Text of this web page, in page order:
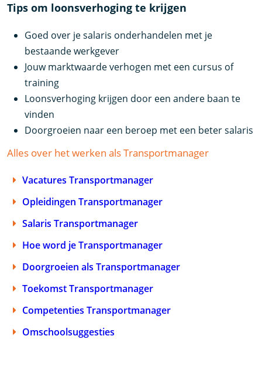
Tips om loonsverhoging te krijgen
Goed over je salaris onderhandelen met je
bestaande werkgever
Jouw marktwaarde verhogen met een cursus of
training
Loonsverhoging krijgen door een andere baan te
vinden
Doorgroeien naar een beroep met een beter salaris
Alles over het werken als Transportmanager
Vacatures Transportmanager
Opleidingen Transportmanager
Salaris Transportmanager
Hoe word je Transportmanager
Doorgroeien als Transportmanager
Toekomst Transportmanager
Competenties Transportmanager
Omschoolsuggesties